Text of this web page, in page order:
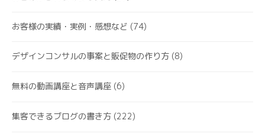
お客様の実績・実例・感想など (74)
デザインコンサルの事案と販促物の作り方 (8)
無料の動画講座と音声講座 (6)
集客できるブログの書き方 (222)